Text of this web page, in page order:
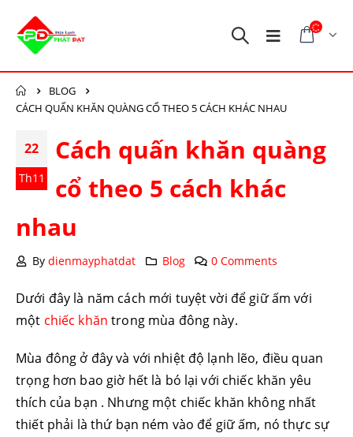
BLOG
CÁCH QUẤN KHĂN QUÀNG CỔ THEO 5 CÁCH KHÁC NHAU
22
Th11
Cách quấn khăn quàng
cổ theo 5 cách khác
nhau
Bydienmayphatdat Blog 0 Comments
Dưới đây là năm cách mới tuyệt vời để giữ ấm với
một chiếc khăn trong mùa đông này.
Mùa đông ở đây và với nhiệt độ lạnh lẽo, điều quan
trọng hơn bao giờ hết là bó lại với chiếc khăn yêu
thích của bạn . Nhưng một chiếc khăn không nhất
thiết phải là thứ bạn ném vào để giữ ấm, nó thực sự